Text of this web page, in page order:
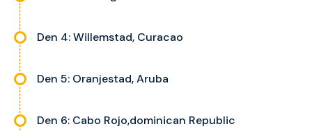
Den 4: Willemstad, Curacao
Den 5: Oranjestad, Aruba
Den 6: Cabo Rojo,dominican Republic